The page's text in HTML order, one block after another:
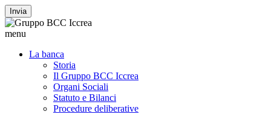
Invia
menu
La banca
Storia
Il Gruppo BCC Iccrea
Organi Sociali
Statuto e Bilanci
Procedure deliberative